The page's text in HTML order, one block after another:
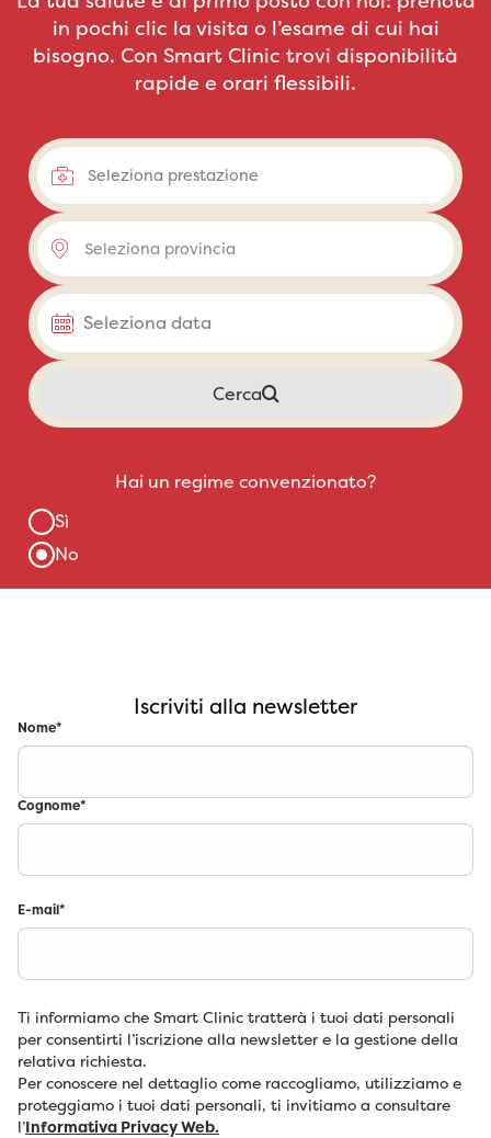
Iscriviti alla newsletter
Nome*
Cognome*
E-mail*
Ti informiamo che Smart Clinic tratterà i tuoi dati personali
per consentirti l’iscrizione alla newsletter e la gestione della
relativa richiesta.
Per conoscere nel dettaglio come raccogliamo, utilizziamo e
proteggiamo i tuoi dati personali, ti invitiamo a consultare
l’Informativa Privacy Web.